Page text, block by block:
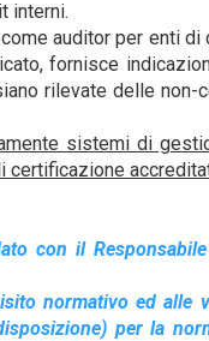
interni.
auditor per enti
fornisce
rilevate delle non-
sistemi di
certificazione
con il
normativo ed alle
per la